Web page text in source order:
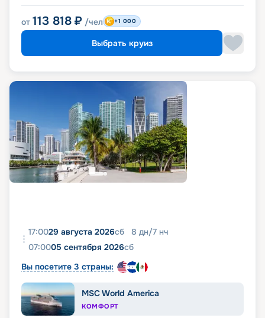
от 113 818 ₽ /чел +1 000
Выбрать круиз
17:0029 августа 2026сб 8 дн/7 нч
07:0005 сентября 2026сб
Вы посетите 3 страны:
MSC World America
КОМФОРТ